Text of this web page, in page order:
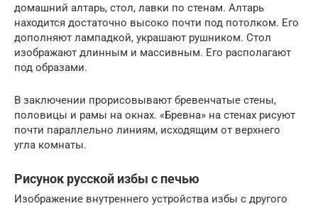
домашний алтарь, стол, лавки по стенам. Алтарь
находится достаточно высоко почти под потолком. Его
дополняют лампадкой, украшают рушником. Стол
изображают длинным и массивным. Его располагают
под образами.
В заключении прорисовывают бревенчатые стены,
половицы и рамы на окнах. «Бревна» на стенах рисуют
почти параллельно линиям, исходящим от верхнего
угла комнаты.
Рисунок русской избы с печью
Изображение внутреннего устройства избы с другого